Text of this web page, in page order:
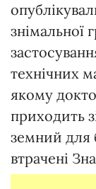
знімальної
технічних
якому
приходить
земний для
втрачені